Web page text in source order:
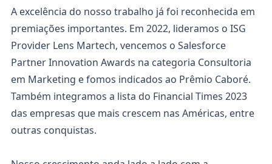
A excelência do nosso trabalho já foi reconhecida em
premiações importantes. Em 2022, lideramos o ISG
Provider Lens Martech, vencemos o Salesforce
Partner Innovation Awards na categoria Consultoria
em Marketing e fomos indicados ao Prêmio Caboré.
Também integramos a lista do Financial Times 2023
das empresas que mais crescem nas Américas, entre
outras conquistas.